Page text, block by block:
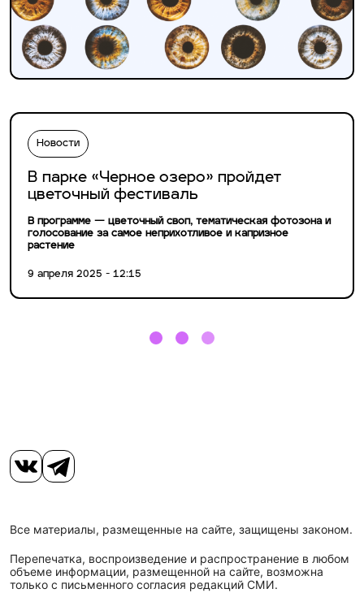
Новости
В парке «Черное озеро» пройдет
цветочный фестиваль
В программе — цветочный своп, тематическая фотозона и
голосование за самое неприхотливое и капризное
растение
9 апреля 2025 - 12:15
Все материалы, размещенные на сайте, защищены законом.
Перепечатка, воспроизведение и распространение в любом
объеме информации, размещенной на сайте, возможна
только с письменного согласия редакций СМИ.